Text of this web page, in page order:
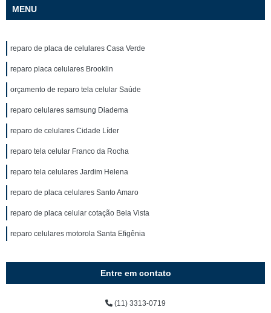
MENU
reparo de placa de celulares Casa Verde
reparo placa celulares Brooklin
orçamento de reparo tela celular Saúde
reparo celulares samsung Diadema
reparo de celulares Cidade Líder
reparo tela celular Franco da Rocha
reparo tela celulares Jardim Helena
reparo de placa celulares Santo Amaro
reparo de placa celular cotação Bela Vista
reparo celulares motorola Santa Efigênia
Entre em contato
(11) 3313-0719